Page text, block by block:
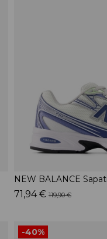
NEW BALANCE
71,94 € 119,90 €
-40%